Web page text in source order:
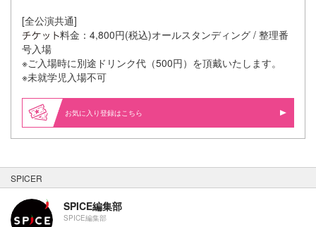
[全公演共通]
料金：4,800円(税込)オールスタンディング / 整理番
号入場
※ご入場時に別途ドリンク代（500円）を頂戴いたします。
※未就学児入場不可
お気に入り登録はこちら
SPICER
SPICE編集部
SPICE編集部